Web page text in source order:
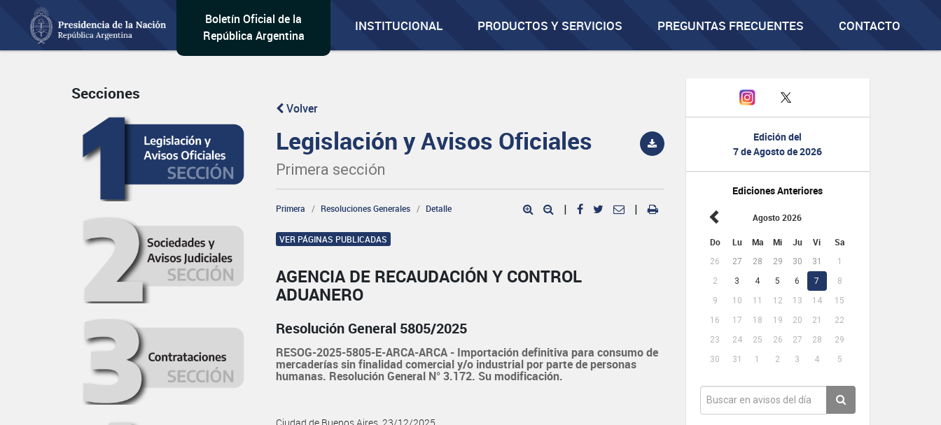
Boletín Oficial de la
República Argentina
INSTITUCIONAL PRODUCTOS Y SERVICIOS PREGUNTAS FRECUENTES CONTACTO
Edición del
7 de Agosto de 2026
Ediciones Anteriores
Agosto 2026
Do Lu Ma Mi Ju Vi Sa
26 27 28 29 30 31
1
2
3 4 5 6 7
8
9
10 11 12 13 14
15
16
17 18 19 20 21
22
23
24 25 26 27 28
29
30
31 1 2 3 4 5
Secciones
Volver
Legislación y Avisos Oficiales
Primera sección
Primera Resoluciones Generales Detalle | |
VER PÁGINAS PUBLICADAS
AGENCIA DE RECAUDACIÓN Y CONTROL
ADUANERO
Resolución General 5805/2025
RESOG-2025-5805-E-ARCA-ARCA - Importación definitiva para consumo de
mercaderías sin finalidad comercial y/o industrial por parte de personas
humanas. Resolución General N° 3.172. Su modificación.